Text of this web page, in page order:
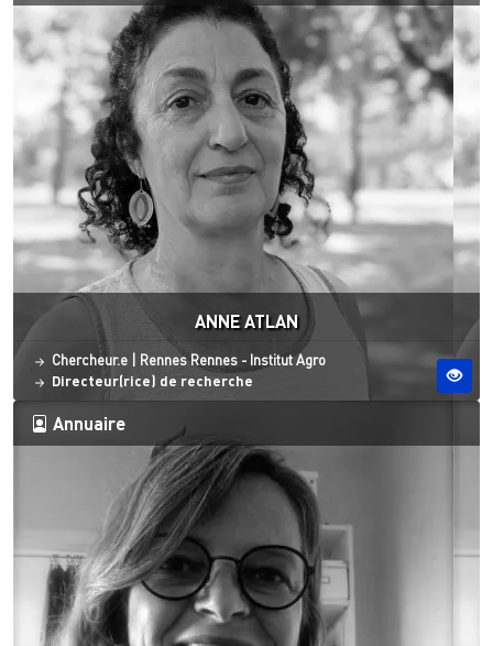
ANNE ATLAN
Statut
Chercheur.e Site ESO
RennesRennes - Institut Agro
Directeur(rice) de recherche
Annuaire